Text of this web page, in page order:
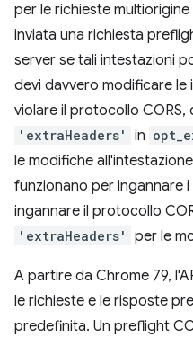
per le richieste
inviata una richiesta
server se tali intestazioni
devi davvero modificare le
violare il protocollo CORS,
'extraHeaders' in
le modifiche
funzionano per ingannare i
ingannare il protocollo
'extraHeaders' per le
A partire da Chrome 79,
le richieste e le risposte
predefinita. Un preflight